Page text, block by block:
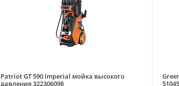
Patriot GT 590 Imperial мойка высокого
давления 322306098